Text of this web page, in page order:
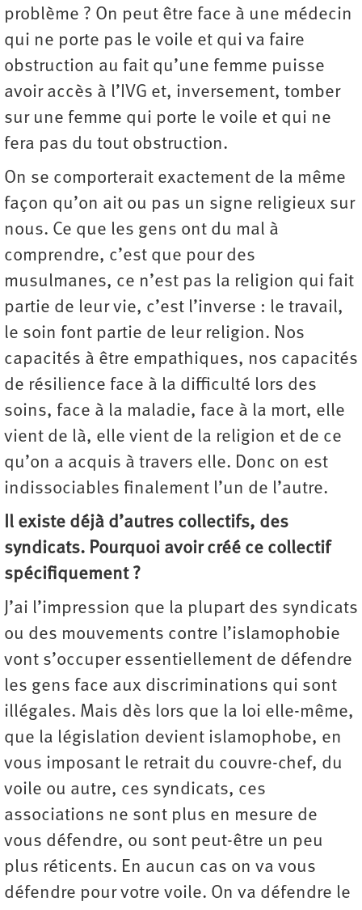
problème ? On peut être face à une médecin
qui ne porte pas le voile et qui va faire
obstruction au fait qu’une femme puisse
avoir accès à l’IVG et, inversement, tomber
sur une femme qui porte le voile et qui ne
fera pas du tout obstruction.
On se comporterait exactement de la même
façon qu’on ait ou pas un signe religieux sur
nous. Ce que les gens ont du mal à
comprendre, c’est que pour des
musulmanes, ce n’est pas la religion qui fait
partie de leur vie, c’est l’inverse : le travail,
le soin font partie de leur religion. Nos
capacités à être empathiques, nos capacités
de résilience face à la difficulté lors des
soins, face à la maladie, face à la mort, elle
vient de là, elle vient de la religion et de ce
qu’on a acquis à travers elle. Donc on est
indissociables finalement l’un de l’autre.
Il existe déjà d’autres collectifs, des
syndicats. Pourquoi avoir créé ce collectif
spécifiquement ?
J’ai l’impression que la plupart des syndicats
ou des mouvements contre l’islamophobie
vont s’occuper essentiellement de défendre
les gens face aux discriminations qui sont
illégales. Mais dès lors que la loi elle-même,
que la législation devient islamophobe, en
vous imposant le retrait du couvre-chef, du
voile ou autre, ces syndicats, ces
associations ne sont plus en mesure de
vous défendre, ou sont peut-être un peu
plus réticents. En aucun cas on va vous
défendre pour votre voile. On va défendre le